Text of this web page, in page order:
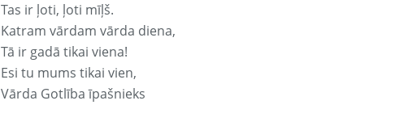
Tas ir ļoti, ļoti mīļš.
Katram vārdam vārda diena,
Tā ir gadā tikai viena!
Esi tu mums tikai vien,
Vārda Gotlība īpašnieks